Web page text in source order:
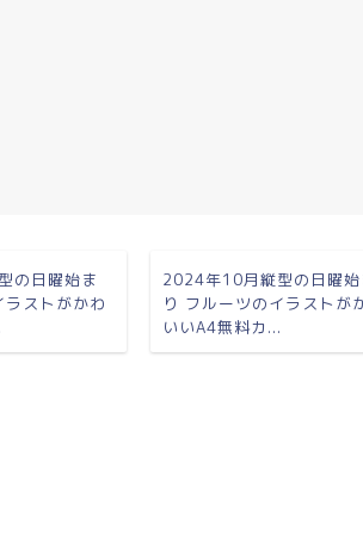
の日曜始ま
ラストがかわ
2024年10月縦型の日曜始
り フルーツのイラストが
いいA4無料カ...